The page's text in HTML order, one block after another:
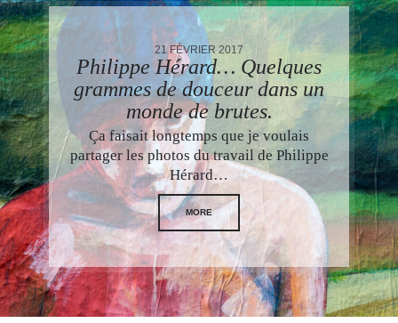
21 FÉVRIER 2017
Philippe Hérard… Quelques
grammes de douceur dans un
monde de brutes.
Ça faisait longtemps que je voulais
partager les photos du travail de Philippe
Hérard…
MORE